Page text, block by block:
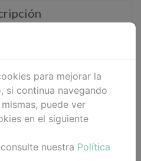
recomendado
especialmente las
Calma la
inmediata sensación
para mejorar la
si continua navegando
puede ver
en el siguiente
nuestra Política